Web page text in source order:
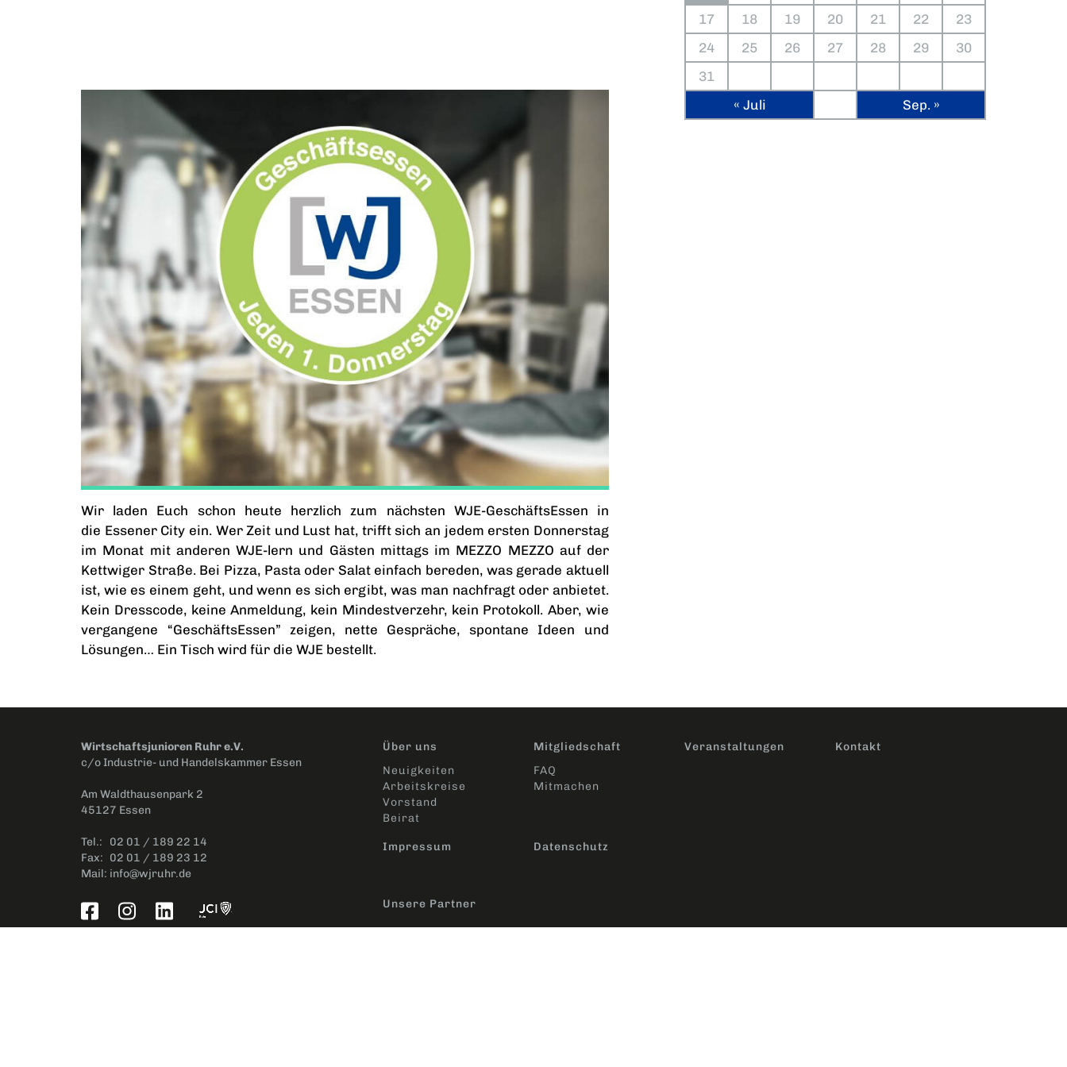
Wir laden Euch schon heute herzlich zum nächsten WJE-GeschäftsEssen in
die Essener City ein. Wer Zeit und Lust hat, trifft sich an jedem ersten Donnerstag
im Monat mit anderen WJE-lern und Gästen mittags im MEZZO MEZZO auf der
Kettwiger Straße. Bei Pizza, Pasta oder Salat einfach bereden, was gerade aktuell
ist, wie es einem geht, und wenn es sich ergibt, was man nachfragt oder anbietet.
Kein Dresscode, keine Anmeldung, kein Mindestverzehr, kein Protokoll. Aber, wie
vergangene “GeschäftsEssen” zeigen, nette Gespräche, spontane Ideen und
Lösungen… Ein Tisch wird für die WJE bestellt.
17 18 19 20 21 22
23
24
25 26 27 28 29
30
31
« Juli
Sep. »
Wirtschaftsjunioren Ruhr e.V.
c/o Industrie- und Handelskammer Essen
Am Waldthausenpark 2
45127 Essen
Tel.:
02 01 / 189 22 14
Fax: 02 01 / 189 23 12
Mail: info@wjruhr.de
Über uns
Neuigkeiten
Arbeitskreise
Vorstand
Beirat
Mitgliedschaft
FAQ
Mitmachen
Veranstaltungen Kontakt
Impressum Datenschutz
Unsere Partner